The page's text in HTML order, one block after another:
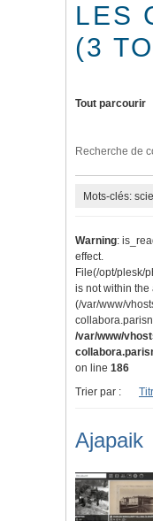
LES
(3
Tout parcourir
Recherche de
Mots-clés:
Warning:
effect.
File(/opt/plesk/
is not within
(/var/www/
/var/www/
on line 186
Trier par :
Ajapaik